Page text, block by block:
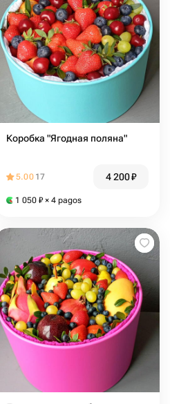
Коробка "Ягодная поляна"
5.00 17 4 200₽
1 050 ₽ × 4 pagos